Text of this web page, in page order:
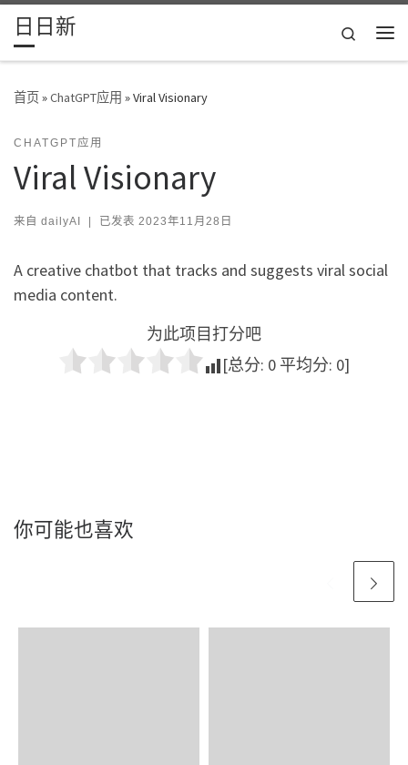
Skip to content
日日新
Search
首页»ChatGPT应用 »Viral Visionary
CHATGPT应用
Viral Visionary
来自 dailyAI | 已发表 2023年11月28日
A creative chatbot that tracks and suggests viral social
media content.
为此项目打分吧
[总分: 0 平均分: 0]
你可能也喜欢